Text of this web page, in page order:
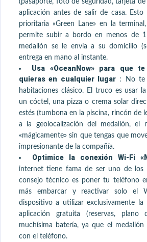
(pasaporte, foto de seguridad, tarjeta
aplicación antes de salir de casa.
prioritaria «Green Lane» en la
permite subir a bordo en menos de
medallón se le envía a su domicilio
entrega en mano al instante.
Usa «OceanNow» para que
quieras en cualquier lugar :
No te
habitaciones clásico. El truco es usar
un cóctel, una pizza o crema solar
estés (tumbona en la piscina, rincón de
a la geolocalización del medallón, el
«mágicamente» sin que tengas que
impresionante de la compañía.
Optimice la conexión Wi-Fi
internet tiene fama de ser uno de los
consejo técnico es poner tu teléfono
más embarcar y reactivar solo el
dispositivo a utilizar exclusivamente
aplicación gratuita (reservas,
muchísima batería, ya que el medallón
con el teléfono.